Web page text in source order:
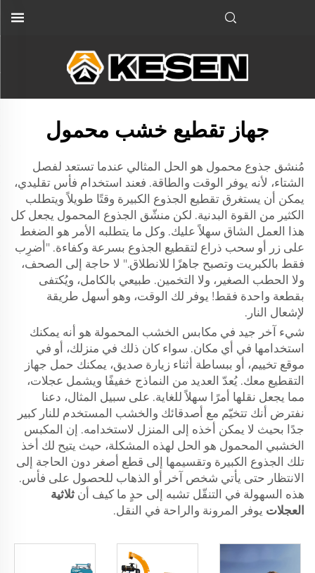
جهاز تقطيع خشب محمول
مُنشق جذوع محمول هو الحل المثالي عندما تستعد لفصل
الشتاء، لأنه يوفر الوقت والطاقة. فعند استخدام فأس تقليدي،
يمكن أن يستغرق تقطيع الجذوع الكبيرة وقتًا طويلاً ويتطلب
الكثير من القوة البدنية. لكن منشّق الجذوع المحمول يجعل كل
هذا العمل الشاق سهلاً عليك. وكل ما يتطلبه الأمر هو الضغط
على زر أو سحب ذراع لتقطيع الجذوع بسرعة وكفاءة. "أضرِب
فقط بالكبريت وتصبح جاهزًا للانطلاق." لا حاجة إلى الصحف،
ولا الحطب الصغير، ولا التخمين. طبيعي بالكامل، ويُكتفى
بقطعة واحدة فقط! يوفر لك الوقت، وهو أسهل طريقة
لإشعال النار.
شيء آخر جيد في مكابس الخشب المحمولة هو أنه يمكنك
استخدامها في أي مكان. سواء كان ذلك في منزلك، أو في
موقع تخييم، أو ببساطة أثناء زيارة صديق، يمكنك حمل جهاز
التقطيع معك. يُعدّ العديد من النماذج خفيفًا ويشمل عجلات،
مما يجعل نقلها أمرًا سهلاً للغاية. على سبيل المثال، دعنا
نفترض أنك تتخيّم مع أصدقائك والخشب المستخدم للنار كبير
جدًا بحيث لا يمكن أخذه إلى المنزل لاستخدامه. إن المكبس
الخشبي المحمول هو الحل لهذه المشكلة، حيث يتيح لك أخذ
تلك الجذوع الكبيرة وتقسيمها إلى قطع أصغر دون الحاجة إلى
الانتظار حتى يأتي شخص آخر أو الذهاب للحصول على فأس.
هذه السهولة في التنقّل تشبه إلى حدٍ ما كيف أن ثلاثية
العجلات يوفر المرونة والراحة في النقل.